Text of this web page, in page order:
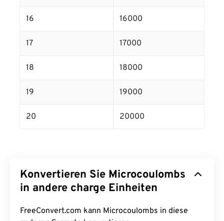
16 16000
17 17000
18 18000
19 19000
20 20000
Konvertieren Sie Microcoulombs
in andere charge Einheiten
FreeConvert.com kann Microcoulombs in diese